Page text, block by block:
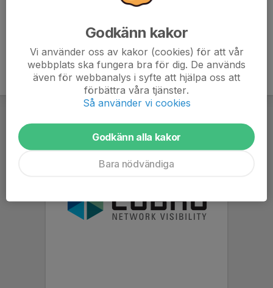
Godkänn kakor
Vi använder oss av kakor (cookies) för att vår
webbplats ska fungera bra för dig. De används
även för webbanalys i syfte att hjälpa oss att
förbättra våra tjänster.
Så använder vi cookies
Godkänn alla kakor
Bara nödvändiga